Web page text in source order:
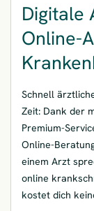
Digitale
Online-
Schnell
Zeit: Dank der
Premium-
Online-
einem Arzt
online
kostet dich